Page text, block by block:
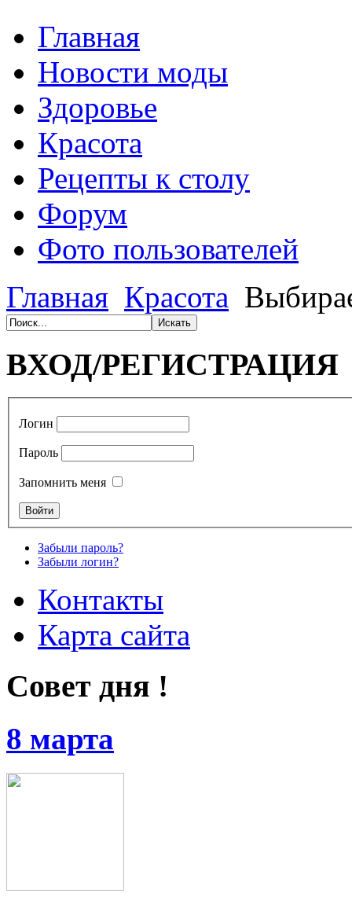
Главная
Новости моды
Здоровье
Красота
Рецепты к столу
Форум
Фото пользователей
Главная Красота
ВХОД/РЕГИСТРАЦИЯ
Логин
Пароль
Запомнить меня
Забыли пароль?
Забыли логин?
Контакты
Карта сайта
Совет дня !
8 марта